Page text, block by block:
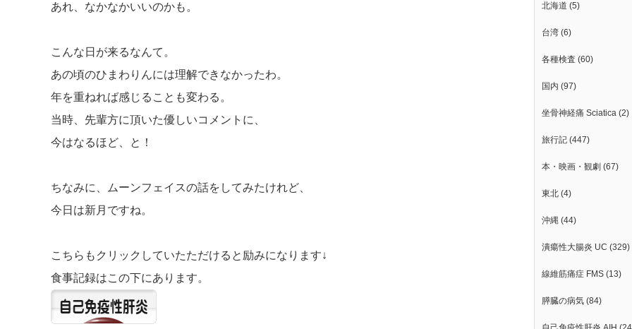
あれ、なかなかいいのかも。
こんな日が来るなんて。
あの頃のひまわりんには理解できなかったわ。
年を重ねれば感じることも変わる。
当時、先輩方に頂いた優しいコメントに、
今はなるほど、と！
ちなみに、ムーンフェイスの話をしてみたけれど、
今日は新月ですね。
こちらもクリックしていたただけると励みになります↓
食事記録はこの下にあります。
北海道 (5)
台湾 (6)
各種検査 (60)
国内 (97)
坐骨神経痛 Sciatica (2)
旅行記 (447)
本・映画・観劇 (67)
東北 (4)
沖縄 (44)
潰瘍性大腸炎 UC (329)
線維筋痛症 FMS (13)
膵臓の病気 (84)